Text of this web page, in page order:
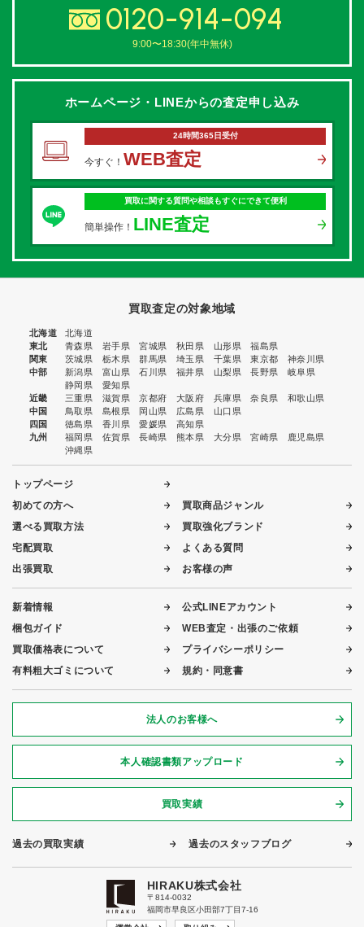
0120-914-094
9:00〜18:30(年中無休)
ホームページ・LINEからの査定申し込み
24時間365日受付
今すぐ！ WEB査定
買取に関する質問や相談もすぐにできて便利
簡単操作！ LINE査定
買取査定の対象地域
北海道
北海道
東北
青森県 岩手県 宮城県 秋田県 山形県
福島県
関東
茨城県 栃木県 群馬県 埼玉県 千葉県 東京都
神奈川県
中部
新潟県 富山県 石川県 福井県 山梨県 長野県
岐阜県
静岡県
愛知県
近畿
三重県 滋賀県 京都府 大阪府 兵庫県 奈良県
和歌山県
中国
鳥取県 島根県 岡山県 広島県
山口県
四国
徳島県 香川県 愛媛県
高知県
九州
福岡県 佐賀県 長崎県 熊本県 大分県 宮崎県
鹿児島県
沖縄県
トップページ
初めての方へ
選べる買取方法
宅配買取
出張買取
買取商品ジャンル
買取強化ブランド
よくある質問
お客様の声
新着情報
梱包ガイド
買取価格表について
有料粗大ゴミについて
公式LINEアカウント
WEB査定・出張のご依頼
プライバシーポリシー
規約・同意書
法人のお客様へ
本人確認書類アップロード
買取実績
過去の買取実績 過去のスタッフブログ
HIRAKU株式会社
〒814-0032
福岡市早良区小田部7丁目7-16